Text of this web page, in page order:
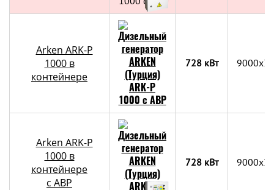
Arken ARK-P
1000 в
контейнере
728 кВт
Arken ARK-P
1000 в
контейнере
c АВР
728 кВт